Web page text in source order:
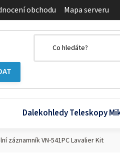
obchodu Mapa serveru
Dalekohledy Teleskopy
záznamník VN-541PC Lavalier Kit